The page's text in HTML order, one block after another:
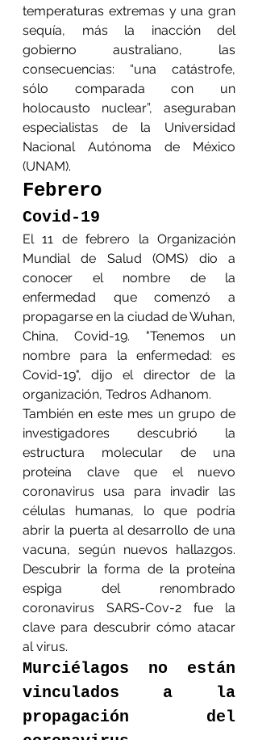
temperaturas extremas y una gran
sequía, más la inacción del
gobierno australiano, las
consecuencias: “una catástrofe,
sólo comparada con un
holocausto nuclear”, aseguraban
especialistas de la Universidad
Nacional Autónoma de México
(UNAM).
Febrero
Covid-19
El 11 de febrero la Organización
Mundial de Salud (OMS) dio a
conocer el nombre de la
enfermedad que comenzó a
propagarse en la ciudad de Wuhan,
China, Covid-19. "Tenemos un
nombre para la enfermedad: es
Covid-19", dijo el director de la
organización, Tedros Adhanom.
También en este mes un grupo de
investigadores descubrió la
estructura molecular de una
proteína clave que el nuevo
coronavirus usa para invadir las
células humanas, lo que podría
abrir la puerta al desarrollo de una
vacuna, según nuevos hallazgos.
Descubrir la forma de la proteína
espiga del renombrado
coronavirus SARS-Cov-2 fue la
clave para descubrir cómo atacar
al virus.
Murciélagos no están
vinculados a la
propagación del